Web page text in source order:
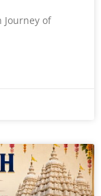
Journey of